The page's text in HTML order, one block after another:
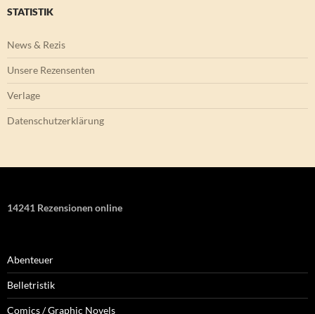
STATISTIK
News & Rezis
Unsere Rezensenten
Verlage
Datenschutzerklärung
14241 Rezensionen online
Abenteuer
Belletristik
Comics / Graphic Novels